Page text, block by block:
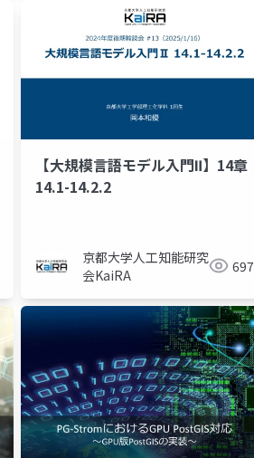
【大規模言語モデル入門Ⅱ】14章
14.1-14.2.2
京都大学人工知能研究
会KaiRA
697